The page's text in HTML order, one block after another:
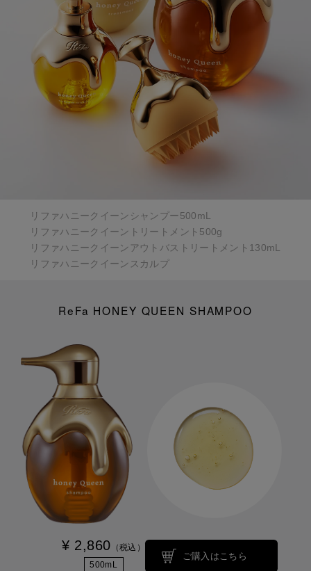
リファハニークイーンシャンプー500mL
リファハニークイーントリートメント500g
リファハニークイーンアウトバストリートメント130mL
リファハニークイーンスカルプ
ReFa HONEY QUEEN SHAMPOO
¥ 2,860 （税込）
500mL
ご購入はこちら